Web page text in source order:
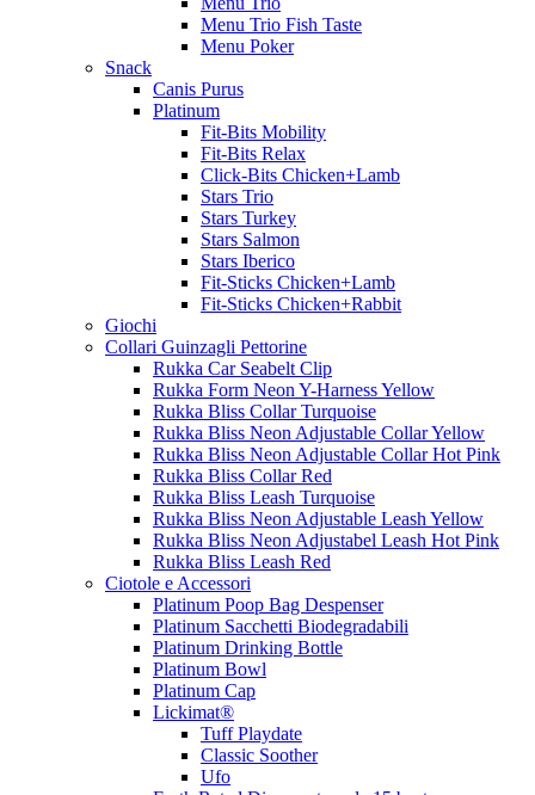
Menu Trio Fish Taste
Menu Poker
Snack
Canis Purus
Platinum
Fit-Bits Mobility
Fit-Bits Relax
Click-Bits Chicken+Lamb
Stars Trio
Stars Turkey
Stars Salmon
Stars Iberico
Fit-Sticks Chicken+Lamb
Fit-Sticks Chicken+Rabbit
Giochi
Collari Guinzagli Pettorine
Rukka Car Seabelt Clip
Rukka Form Neon Y-Harness Yellow
Rukka Bliss Collar Turquoise
Rukka Bliss Neon Adjustable Collar Yellow
Rukka Bliss Neon Adjustable Collar Hot Pink
Rukka Bliss Collar Red
Rukka Bliss Leash Turquoise
Rukka Bliss Neon Adjustable Leash Yellow
Rukka Bliss Neon Adjustabel Leash Hot Pink
Rukka Bliss Leash Red
Ciotole e Accessori
Platinum Poop Bag Despenser
Platinum Sacchetti Biodegradabili
Platinum Drinking Bottle
Platinum Bowl
Platinum Cap
Lickimat®
Tuff Playdate
Classic Soother
Ufo